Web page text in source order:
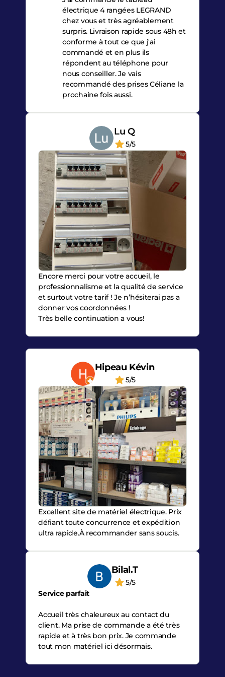
Lu Q
5/5
Encore merci pour votre accueil, le
professionnalisme et la qualité de service
et surtout votre tarif ! Je n’hésiterai pas a
donner vos coordonnées !
Très belle continuation a vous!
électrique 4 rangées LEGRAND
chez vous et très agréablement
surpris. Livraison rapide sous 48h et
conforme à tout ce que j'ai
commandé et en plus ils
répondent au téléphone pour
nous conseiller. Je vais
recommandé des prises Céliane la
prochaine fois aussi.
Bilal.T
5/5
Service parfait
Accueil très chaleureux au contact du
client. Ma prise de commande a été très
rapide et à très bon prix. Je commande
tout mon matériel ici désormais.
Hipeau Kévin
5/5
Excellent site de matériel électrique. Prix
défiant toute concurrence et expédition
ultra rapide.À recommander sans soucis.